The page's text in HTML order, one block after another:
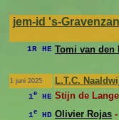
jem-id 's-
1R HE Tomi van den
1 juni 2025
L.T.C.
1e HE Stijn de Lange
1e HD Olivier Rojas